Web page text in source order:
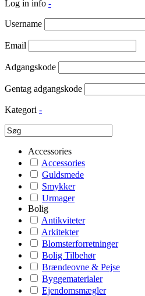
Log in info -
Username
Email
Adgangskode
Gentag adgangskode
Kategori -
Accessories
Accessories
Guldsmede
Smykker
Urmager
Bolig
Antikviteter
Arkitekter
Blomsterforretninger
Bolig Tilbehør
Brændeovne & Pejse
Byggematerialer
Ejendomsmægler